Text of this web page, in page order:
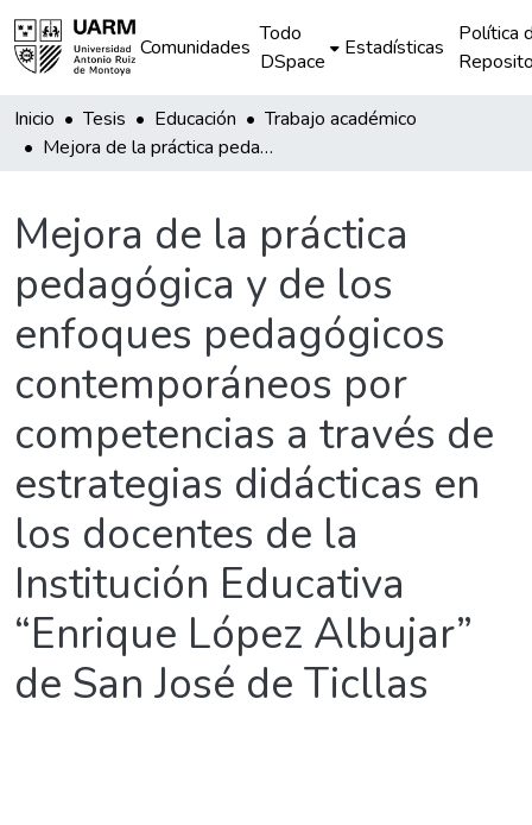
Comunidades
Todo
DSpace
Estadísticas
Política
Inicio Tesis Educación
Trabajo académico
Mejora de la práctica pedagógica y de los enfoques pedagógicos contemporáneos por competencias a través de estrategias didácticas en los docentes de la Institución Educativa “Enrique López Albujar” de San José de Ticllas
Mejora de la práctica
pedagógica y de los
enfoques pedagógicos
contemporáneos por
competencias a través de
estrategias didácticas en
los docentes de la
Institución Educativa
“Enrique López Albujar”
de San José de Ticllas